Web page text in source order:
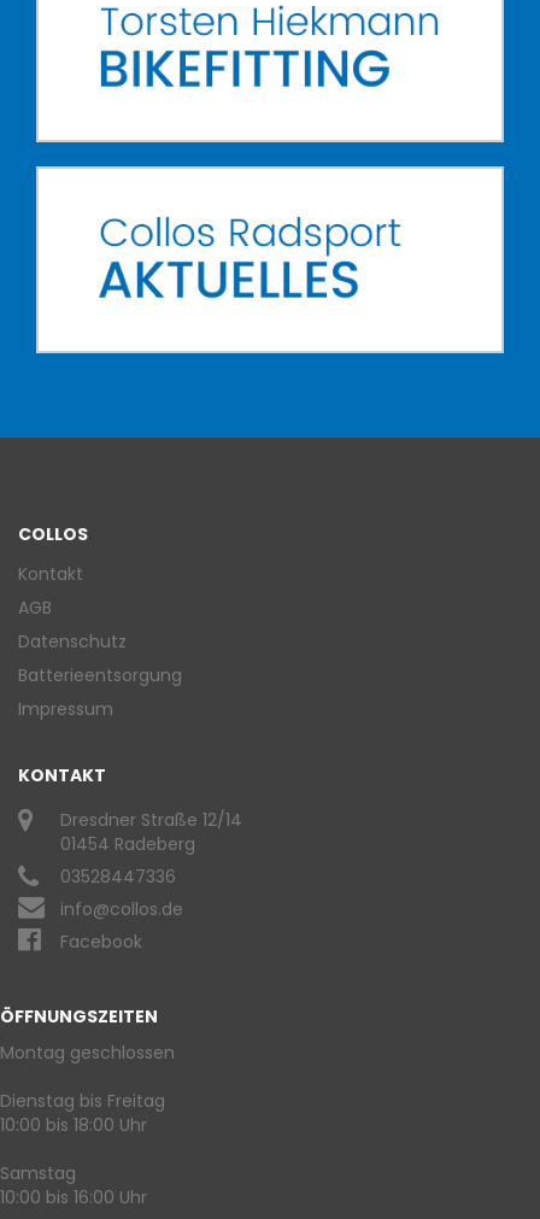
COLLOS
Kontakt
AGB
Datenschutz
Batterieentsorgung
Impressum
KONTAKT
Dresdner Straße 12/14
01454 Radeberg
03528447336
info@collos.de
Facebook
ÖFFNUNGSZEITEN
Montag geschlossen
Dienstag bis Freitag
10:00 bis 18:00 Uhr
Samstag
10:00 bis 16:00 Uhr